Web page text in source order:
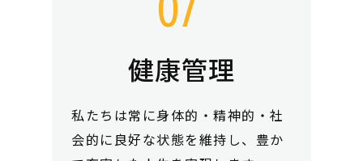
健康管理
私たちは常に身体的・精神的・社
会的に良好な状態を維持し、豊か